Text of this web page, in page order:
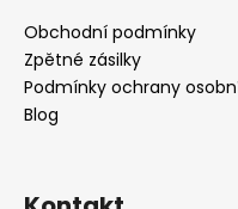
Obchodní podmínky
Zpětné zásilky
Podmínky ochrany
Blog